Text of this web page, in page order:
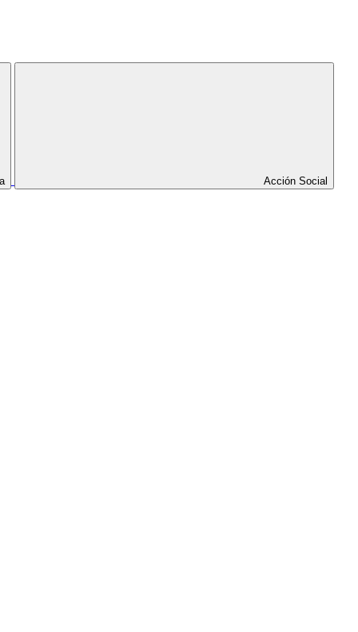
Acción Social